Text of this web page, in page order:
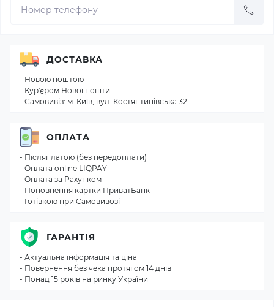
ДОСТАВКА
- Новою поштою
- Кур'єром Нової пошти
- Самовивіз: м. Київ, вул. Костянтинівська 32
ОПЛАТА
- Післяплатою (без передоплати)
- Оплата online LIQPAY
- Оплата за Рахунком
- Поповнення картки ПриватБанк
- Готівкою при Самовивозі
ГАРАНТІЯ
- Актуальна інформація та ціна
- Повернення без чека протягом 14 днів
- Понад 15 років на ринку України